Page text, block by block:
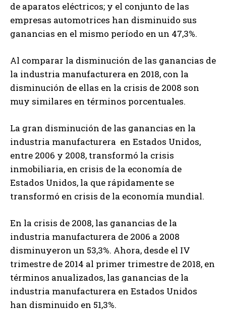
de aparatos eléctricos; y el conjunto de las
empresas automotrices han disminuido sus
ganancias en el mismo período en un 47,3%.
Al comparar la disminución de las ganancias de
la industria manufacturera en 2018, con la
disminución de ellas en la crisis de 2008 son
muy similares en términos porcentuales.
La gran disminución de las ganancias en la
industria manufacturera en Estados Unidos,
entre 2006 y 2008, transformó la crisis
inmobiliaria, en crisis de la economía de
Estados Unidos, la que rápidamente se
transformó en crisis de la economía mundial.
En la crisis de 2008, las ganancias de la
industria manufacturera de 2006 a 2008
disminuyeron un 53,3%. Ahora, desde el IV
trimestre de 2014 al primer trimestre de 2018, en
términos anualizados, las ganancias de la
industria manufacturera en Estados Unidos
han disminuido en 51,3%.